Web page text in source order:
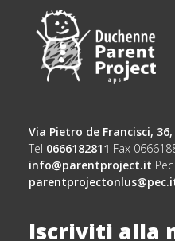
Via Pietro de Francisci,
Tel 0666182811 Fax
info@parentproject.it Pec
Iscriviti alla